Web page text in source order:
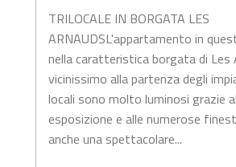
TRILOCALE IN BORGATA LES
ARNAUDSL'appartamento in
nella caratteristica borgata di Les
vicinissimo alla partenza degli
locali sono molto luminosi grazie
esposizione e alle numerose
anche una spettacolare...